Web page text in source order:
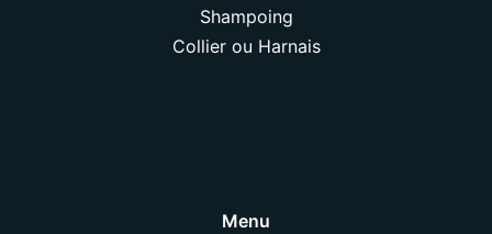
Shampoing
Collier ou Harnais
Menu